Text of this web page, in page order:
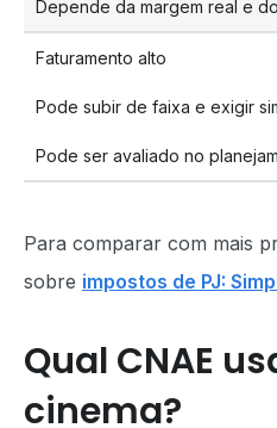
Depende da margem real e
Faturamento alto
Pode subir de faixa e exigir
Pode ser avaliado no
Para comparar com mais
sobre impostos de PJ:
Qual CNAE
cinema?